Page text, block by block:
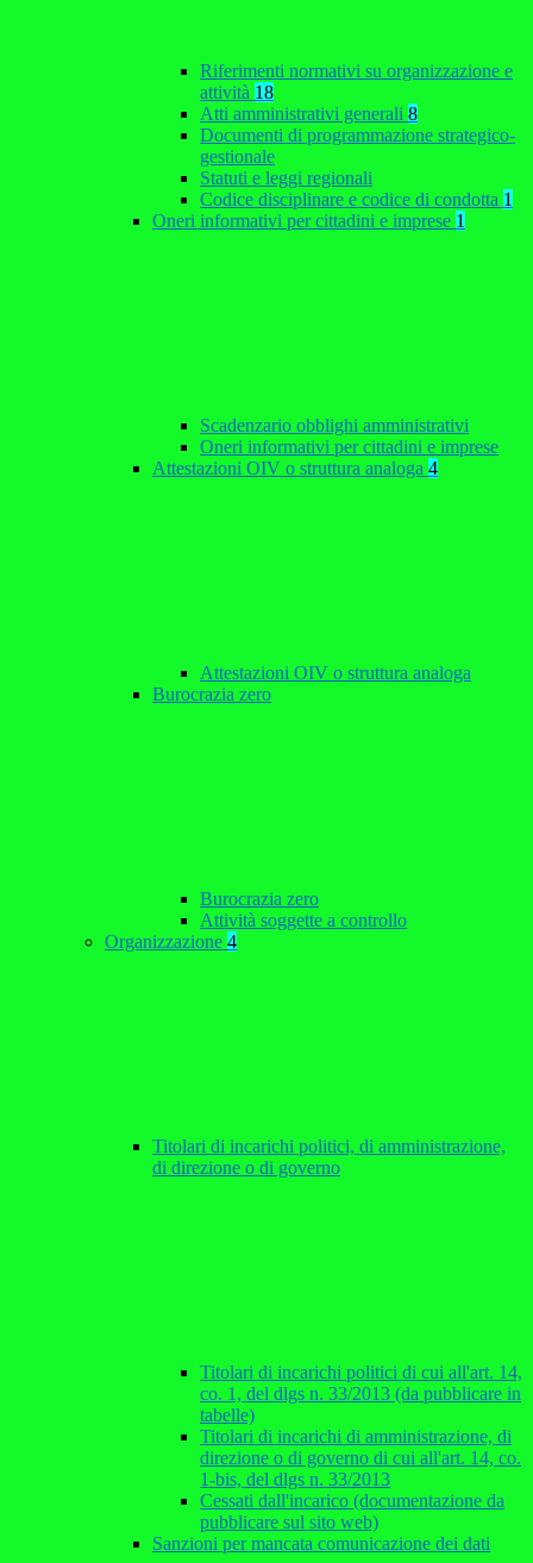
Riferimenti normativi su organizzazione e
attività 18
Atti amministrativi generali 8
Documenti di programmazione strategico-
gestionale
Statuti e leggi regionali
Codice disciplinare e codice di condotta 1
Oneri informativi per cittadini e imprese 1
Scadenzario obblighi amministrativi
Oneri informativi per cittadini e imprese
Attestazioni OIV o struttura analoga 4
Attestazioni OIV o struttura analoga
Burocrazia zero
Burocrazia zero
Attività soggette a controllo
Organizzazione 4
Titolari di incarichi politici, di amministrazione,
di direzione o di governo
Titolari di incarichi politici di cui all'art. 14,
co. 1, del dlgs n. 33/2013 (da pubblicare in
tabelle)
Titolari di incarichi di amministrazione, di
direzione o di governo di cui all'art. 14, co.
1-bis, del dlgs n. 33/2013
Cessati dall'incarico (documentazione da
pubblicare sul sito web)
Sanzioni per mancata comunicazione dei dati